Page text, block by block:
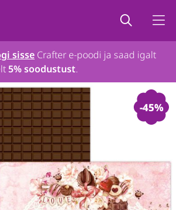
sisse Crafter e-poodi ja saad igalt
5% soodustust.
-45%